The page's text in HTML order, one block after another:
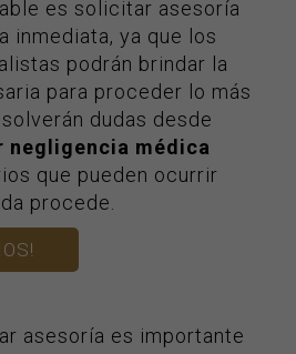
es solicitar asesoría
inmediata, ya que los
podrán brindar la
para proceder lo más
dudas desde
negligencia médica
que pueden ocurrir
procede.
asesoría es importante